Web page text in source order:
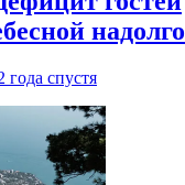
надолго
года спустя